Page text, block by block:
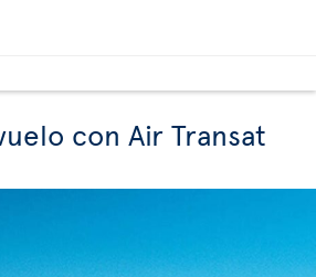
con Air Transat